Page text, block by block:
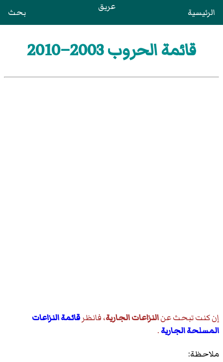
الرئيسية عريق بحث
قائمة الحروب 2003–2010
إن كنت تبحث عنالنزاعات الجارية، فانظرقائمة النزاعات
المسلحة الجارية.
ملاحظة: